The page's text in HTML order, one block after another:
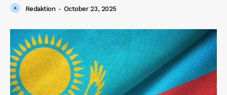
Redaktion - October 23, 2025